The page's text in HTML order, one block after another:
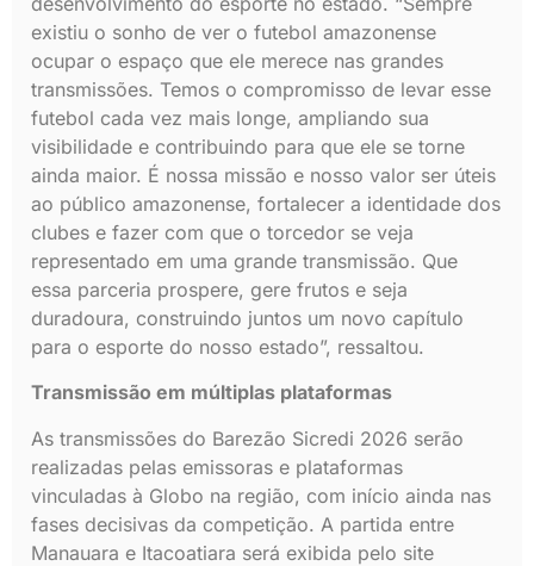
existiu o sonho de ver o futebol amazonense
ocupar o espaço que ele merece nas grandes
transmissões. Temos o compromisso de levar esse
futebol cada vez mais longe, ampliando sua
visibilidade e contribuindo para que ele se torne
ainda maior. É nossa missão e nosso valor ser úteis
ao público amazonense, fortalecer a identidade dos
clubes e fazer com que o torcedor se veja
representado em uma grande transmissão. Que
essa parceria prospere, gere frutos e seja
duradoura, construindo juntos um novo capítulo
para o esporte do nosso estado”, ressaltou.
Transmissão em múltiplas plataformas
As transmissões do Barezão Sicredi 2026 serão
realizadas pelas emissoras e plataformas
vinculadas à Globo na região, com início ainda nas
fases decisivas da competição. A partida entre
Manauara e Itacoatiara será exibida pelo site